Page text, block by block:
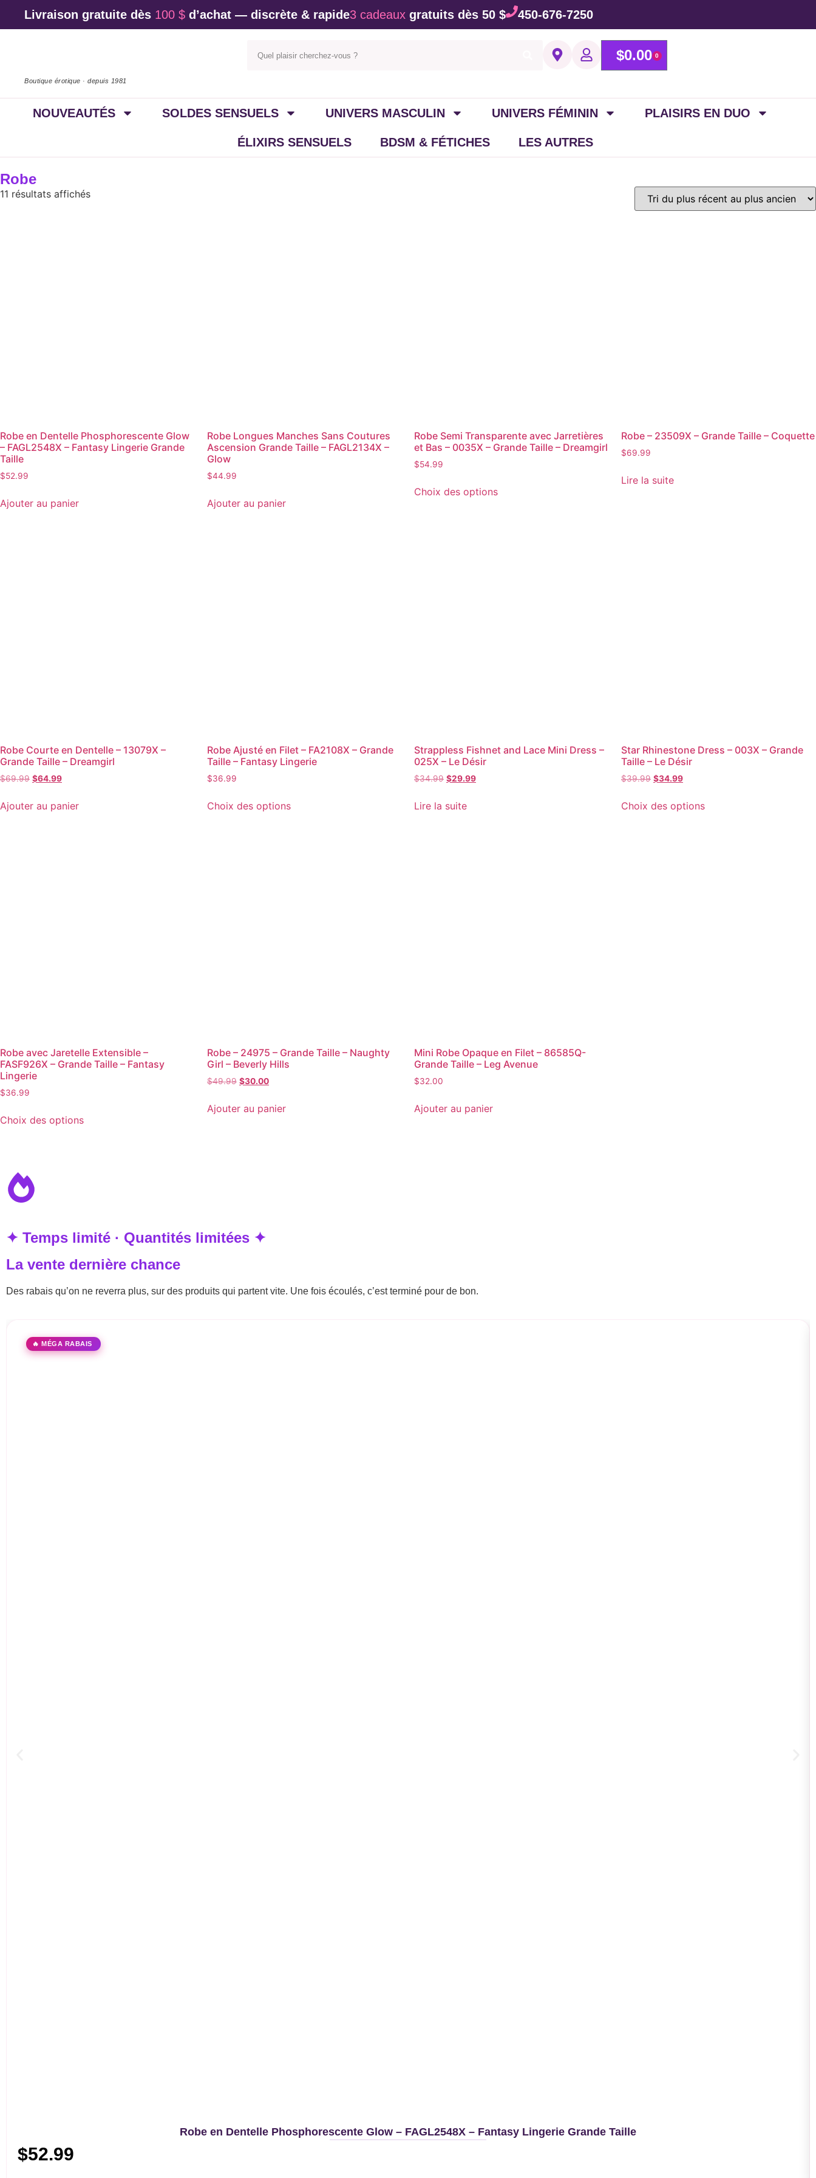
Livraison gratuite dès 100 $ d’achat — discrète & rapide3 cadeaux gratuits dès 50 $ 450-676-7250
Boutique érotique · depuis 1981
$0.00 0
NOUVEAUTÉS SOLDES SENSUELS UNIVERS MASCULIN UNIVERS FÉMININ PLAISIRS EN DUO
ÉLIXIRS SENSUELS BDSM & FÉTICHES LES AUTRES
Robe
11 résultats affichés
Robe en Dentelle Phosphorescente Glow
– FAGL2548X – Fantasy Lingerie Grande
Taille
$52.99
Ajouter au panier
Robe Longues Manches Sans Coutures
Ascension Grande Taille – FAGL2134X –
Glow
$44.99
Ajouter au panier
Robe Semi Transparente avec Jarretières
et Bas – 0035X – Grande Taille – Dreamgirl
$54.99
Choix des options
Robe – 23509X – Grande Taille – Coquette
$69.99
Lire la suite
Robe Courte en Dentelle – 13079X –
Grande Taille – Dreamgirl
$69.99 $64.99
Ajouter au panier
Robe Ajusté en Filet – FA2108X – Grande
Taille – Fantasy Lingerie
$36.99
Choix des options
Strappless Fishnet and Lace Mini Dress –
025X – Le Désir
$34.99 $29.99
Lire la suite
Star Rhinestone Dress – 003X – Grande
Taille – Le Désir
$39.99 $34.99
Choix des options
Robe avec Jaretelle Extensible –
FASF926X – Grande Taille – Fantasy
Lingerie
$36.99
Choix des options
Robe – 24975 – Grande Taille – Naughty
Girl – Beverly Hills
$49.99 $30.00
Ajouter au panier
Mini Robe Opaque en Filet – 86585Q-
Grande Taille – Leg Avenue
$32.00
Ajouter au panier
✦ Temps limité · Quantités limitées ✦
La vente dernière chance
Des rabais qu’on ne reverra plus, sur des produits qui partent vite. Une fois écoulés, c’est terminé pour de bon.
🔥 MÉGA RABAIS
Robe en Dentelle Phosphorescente Glow – FAGL2548X – Fantasy Lingerie Grande Taille
$52.99